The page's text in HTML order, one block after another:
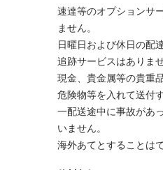
速達等のオプションサ
ません。
日曜日および休日の配
追跡サービスはありませ
現金、貴金属等の貴重
危険物等を入れて送付
一配送途中に事故があ
いません。
海外あてとすることは